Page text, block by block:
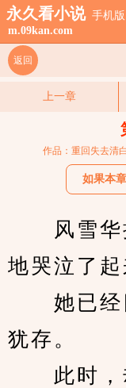
永久看小说 手机版
m.09kan.com
返回
上一章
作品：重回失去清
如果本
风雪华
地哭泣了起
她已经
犹存。
此时，